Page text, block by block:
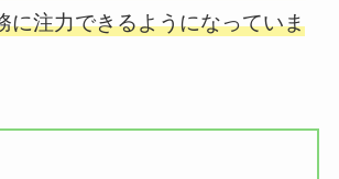
に注力できるようになっていま